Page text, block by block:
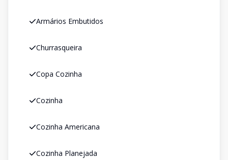
Armários Embutidos
Churrasqueira
Copa Cozinha
Cozinha
Cozinha Americana
Cozinha Planejada